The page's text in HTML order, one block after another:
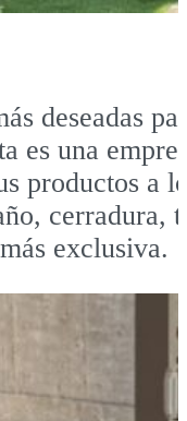
deseadas
es una
productos a
cerradura,
exclusiva.